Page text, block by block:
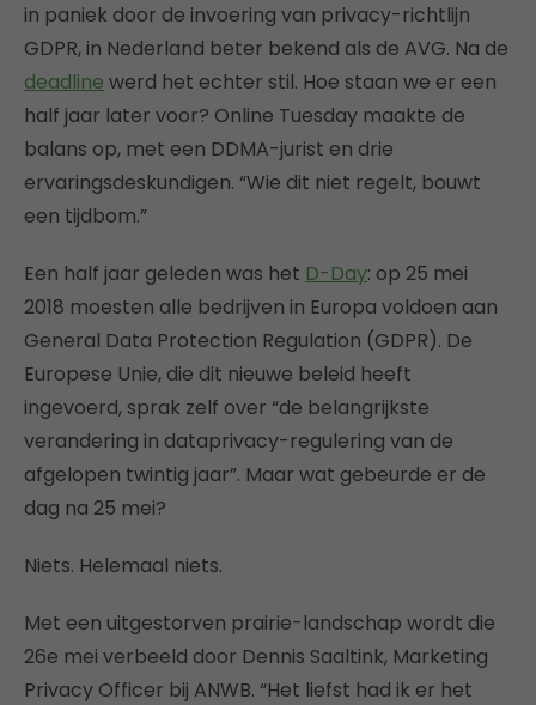
in paniek door de invoering van privacy-richtlijn
GDPR, in Nederland beter bekend als de AVG. Na de
deadline werd het echter stil. Hoe staan we er een
half jaar later voor? Online Tuesday maakte de
balans op, met een DDMA-jurist en drie
ervaringsdeskundigen. “Wie dit niet regelt, bouwt
een tijdbom.”
Een half jaar geleden was het D-Day: op 25 mei
2018 moesten alle bedrijven in Europa voldoen aan
General Data Protection Regulation (GDPR). De
Europese Unie, die dit nieuwe beleid heeft
ingevoerd, sprak zelf over “de belangrijkste
verandering in dataprivacy-regulering van de
afgelopen twintig jaar”. Maar wat gebeurde er de
dag na 25 mei?
Niets. Helemaal niets.
Met een uitgestorven prairie-landschap wordt die
26e mei verbeeld door Dennis Saaltink, Marketing
Privacy Officer bij ANWB. “Het liefst had ik er het